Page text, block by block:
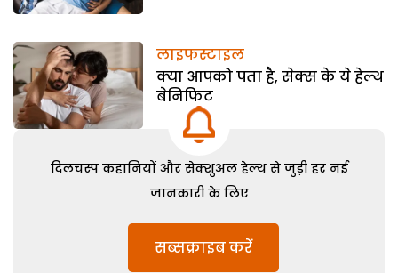
लाइफस्टाइल
क्या आपको पता है, सेक्स के ये हेल्थ
बेनिफिट
दिलचस्प कहानियों और सेक्शुअल हेल्थ से जुड़ी हर नई
जानकारी के लिए
सब्सक्राइब करें